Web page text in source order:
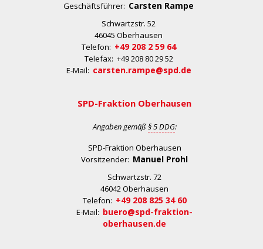
Geschäftsführer: Carsten Rampe
Schwartzstr. 52
46045 Oberhausen
Telefon: +49 208 2 59 64
Telefax: +49 208 80 29 52
E-Mail: carsten.rampe@spd.de
SPD-Fraktion Oberhausen
Angaben gemäß § 5 DDG:
SPD-Fraktion Oberhausen
Vorsitzender: Manuel Prohl
Schwartzstr. 72
46042 Oberhausen
Telefon: +49 208 825 34 60
E-Mail: buero@spd-fraktion-
oberhausen.de